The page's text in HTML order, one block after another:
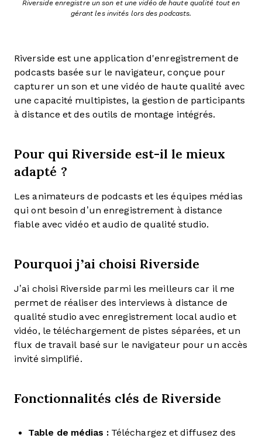
Riverside enregistre un son et une vidéo de haute qualité tout en
gérant les invités lors des podcasts.
Riverside est une application d'enregistrement de
podcasts basée sur le navigateur, conçue pour
capturer un son et une vidéo de haute qualité avec
une capacité multipistes, la gestion de participants
à distance et des outils de montage intégrés.
Pour qui Riverside est-il le mieux
adapté ?
Les animateurs de podcasts et les équipes médias
qui ont besoin d’un enregistrement à distance
fiable avec vidéo et audio de qualité studio.
Pourquoi j’ai choisi Riverside
J’ai choisi Riverside parmi les meilleurs car il me
permet de réaliser des interviews à distance de
qualité studio avec enregistrement local audio et
vidéo, le téléchargement de pistes séparées, et un
flux de travail basé sur le navigateur pour un accès
invité simplifié.
Fonctionnalités clés de Riverside
Table de médias :Téléchargez et diffusez des